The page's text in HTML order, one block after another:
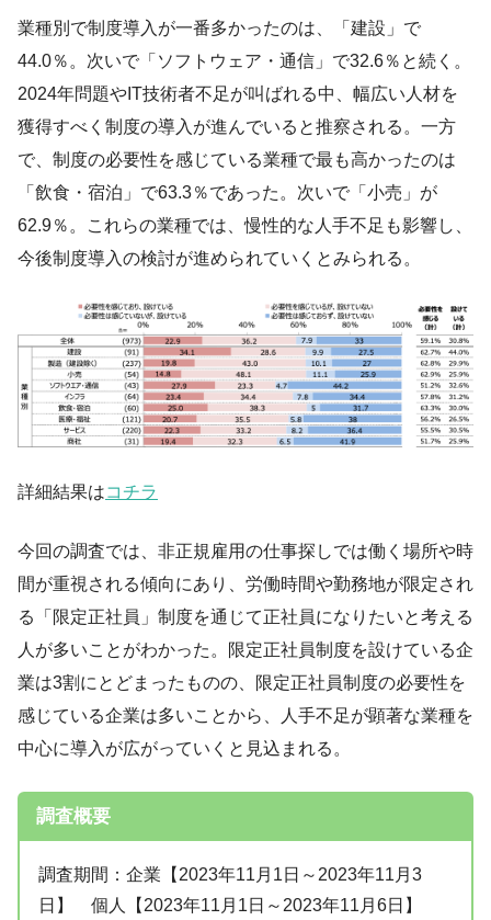
業種別で制度導入が一番多かったのは、「建設」で
44.0％。次いで「ソフトウェア・通信」で32.6％と続く。
2024年問題やIT技術者不足が叫ばれる中、幅広い人材を
獲得すべく制度の導入が進んでいると推察される。一方
で、制度の必要性を感じている業種で最も高かったのは
「飲食・宿泊」で63.3％であった。次いで「小売」が
62.9％。これらの業種では、慢性的な人手不足も影響し、
今後制度導入の検討が進められていくとみられる。
詳細結果はコチラ
今回の調査では、非正規雇用の仕事探しでは働く場所や時
間が重視される傾向にあり、労働時間や勤務地が限定され
る「限定正社員」制度を通じて正社員になりたいと考える
人が多いことがわかった。限定正社員制度を設けている企
業は3割にとどまったものの、限定正社員制度の必要性を
感じている企業は多いことから、人手不足が顕著な業種を
中心に導入が広がっていくと見込まれる。
調査概要
調査期間：企業【2023年11月1日～2023年11月3
日】 個人【2023年11月1日～2023年11月6日】